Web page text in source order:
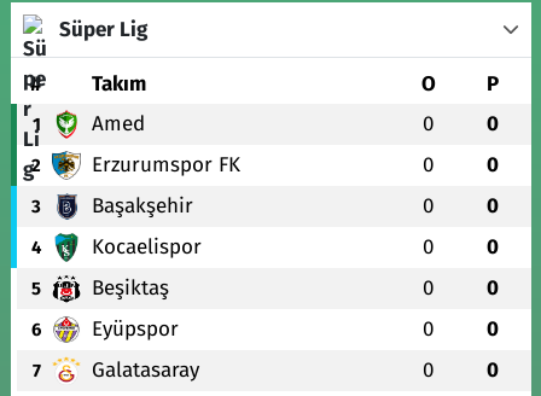
Süper Lig
# Takım O P
1 Amed 0 0
2 Erzurumspor FK 0 0
3 Başakşehir 0 0
4 Kocaelispor 0 0
5 Beşiktaş 0 0
6 Eyüpspor 0 0
7 Galatasaray 0 0